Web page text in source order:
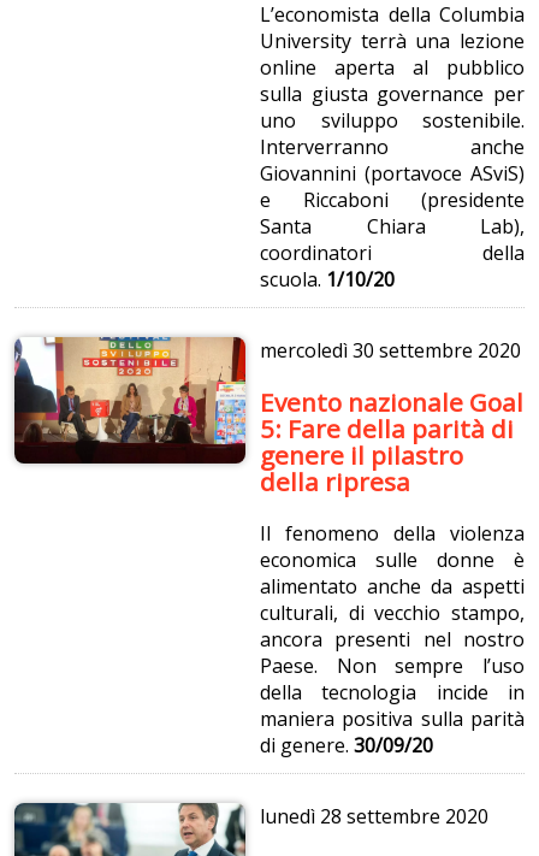
L’economista della Columbia
University terrà una lezione
online aperta al pubblico
sulla giusta governance per
uno sviluppo sostenibile.
Interverranno anche
Giovannini (portavoce ASviS)
e Riccaboni (presidente
Santa Chiara Lab),
coordinatori della
scuola. 1/10/20
mercoledì30 settembre 2020
Evento nazionale Goal
5: Fare della parità di
genere il pilastro
della ripresa
Il fenomeno della violenza
economica sulle donne è
alimentato anche da aspetti
culturali, di vecchio stampo,
ancora presenti nel nostro
Paese. Non sempre l’uso
della tecnologia incide in
maniera positiva sulla parità
di genere. 30/09/20
lunedì 28 settembre 2020